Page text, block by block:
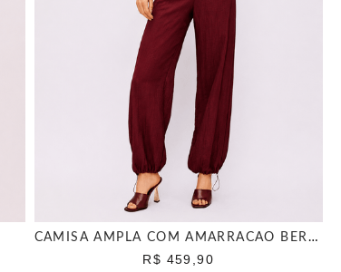
CAMISA AMPLA COM AMARRACAO BERRY
R$ 459,90